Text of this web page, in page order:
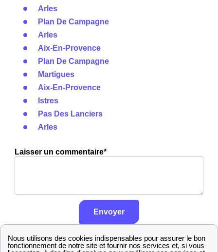
Arles
Plan De Campagne
Arles
Aix-En-Provence
Plan De Campagne
Martigues
Aix-En-Provence
Istres
Pas Des Lanciers
Arles
Laisser un commentaire*
Envoyer
contrôle, traitement et publication des
avis : cliquez ici